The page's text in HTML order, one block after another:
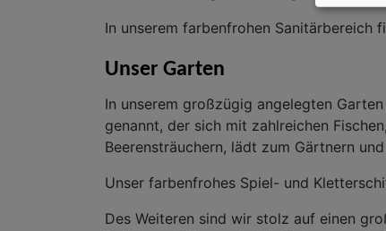
In unserem farbenfrohen Sanitärbereich
Unser Garten
In unserem großzügig angelegten
genannt, der sich mit zahlreichen
Beerensträuchern, lädt zum Gärtnern
Unser farbenfrohes Spiel- und
Des Weiteren sind wir stolz auf einen